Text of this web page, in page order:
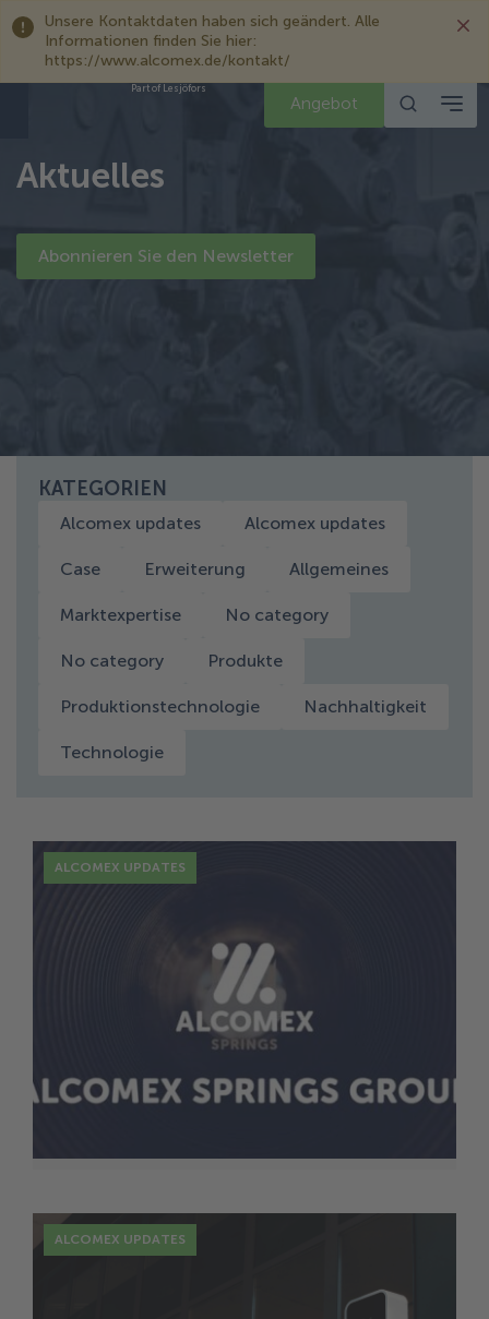
Unsere Kontaktdaten haben sich geändert. Alle
Informationen finden Sie hier:
https://www.alcomex.de/kontakt/
Part of Lesjöfors
Angebot
Aktuelles
Abonnieren Sie den Newsletter
KATEGORIEN
Alcomex updates Alcomex updates
Case Erweiterung Allgemeines
Marktexpertise No category
No category Produkte
Produktionstechnologie Nachhaltigkeit
Technologie
ALCOMEX UPDATES
Erfolgreicher Start und neues
Wachstum: Ein Blick auf unsere
ALCOMEX UPDATES